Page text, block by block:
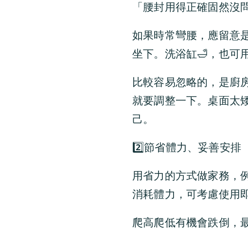
「腰封用得正確固然沒
如果時常彎腰，應留意
坐下。洗浴缸🛁，也可
比較容易忽略的，是廚
就要調整一下。桌面太
己。
2️⃣節省體力、妥善安排
用省力的方式做家務，
消耗體力，可考慮使用
爬高爬低有機會跌倒，